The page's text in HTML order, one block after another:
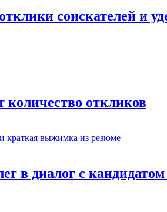
соискателей и
откликов
в диалог с